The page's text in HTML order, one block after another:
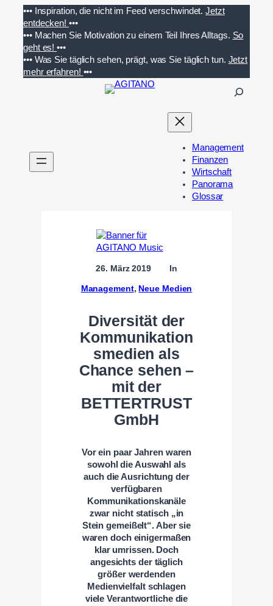
Inhalt
springen
••• Inspiration, die nicht im Feed verschwindet. Jetzt
entdecken! •••
••• Machen Sie Motivation zu einem Teil Ihres Alltags. So
geht es!•••
••• Was Sie täglich sehen, prägt, was Sie täglich tun. Jetzt
mehr erfahren! •••
n
Management
Finanzen
Wirtschaft
Panorama
Glossar
26. März 2019 In
Management, Neue Medien
Diversität der
Kommunikation
smedien als
Chance sehen –
mit der
BETTERTRUST
GmbH
Vor ein paar Jahren waren
sowohl die Auswahl als
auch die Ausrichtung der
verfügbaren
Kommunikationskanäle
zwar nicht statisch „in
Stein gemeißelt“. Aber sie
waren doch einigermaßen
klar umrissen. Doch
angesichts der täglich
größer werdenden
Medienvielfalt schlagen
viele Verantwortliche die